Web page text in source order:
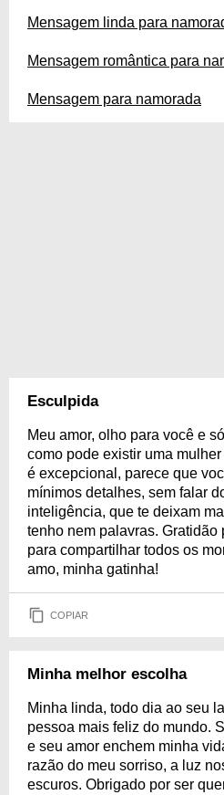
Mensagem linda para
Mensagem romântica para
Mensagem para namorada
Esculpida
Meu amor, olho para você e
como pode existir uma
é excepcional, parece que
mínimos detalhes, sem falar
inteligência, que te deixam
tenho nem palavras. Gratidão
para compartilhar todos os
amo, minha gatinha!
COPIAR
Minha melhor escolha
Minha linda, todo dia ao seu
pessoa mais feliz do mundo.
e seu amor enchem minha
razão do meu sorriso, a luz
escuros. Obrigado por ser